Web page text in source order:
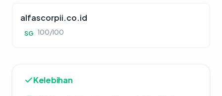
alfascorpii.co.id
SG 100/100
Kelebihan